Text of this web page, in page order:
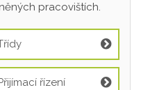
pracovištích.
řízení